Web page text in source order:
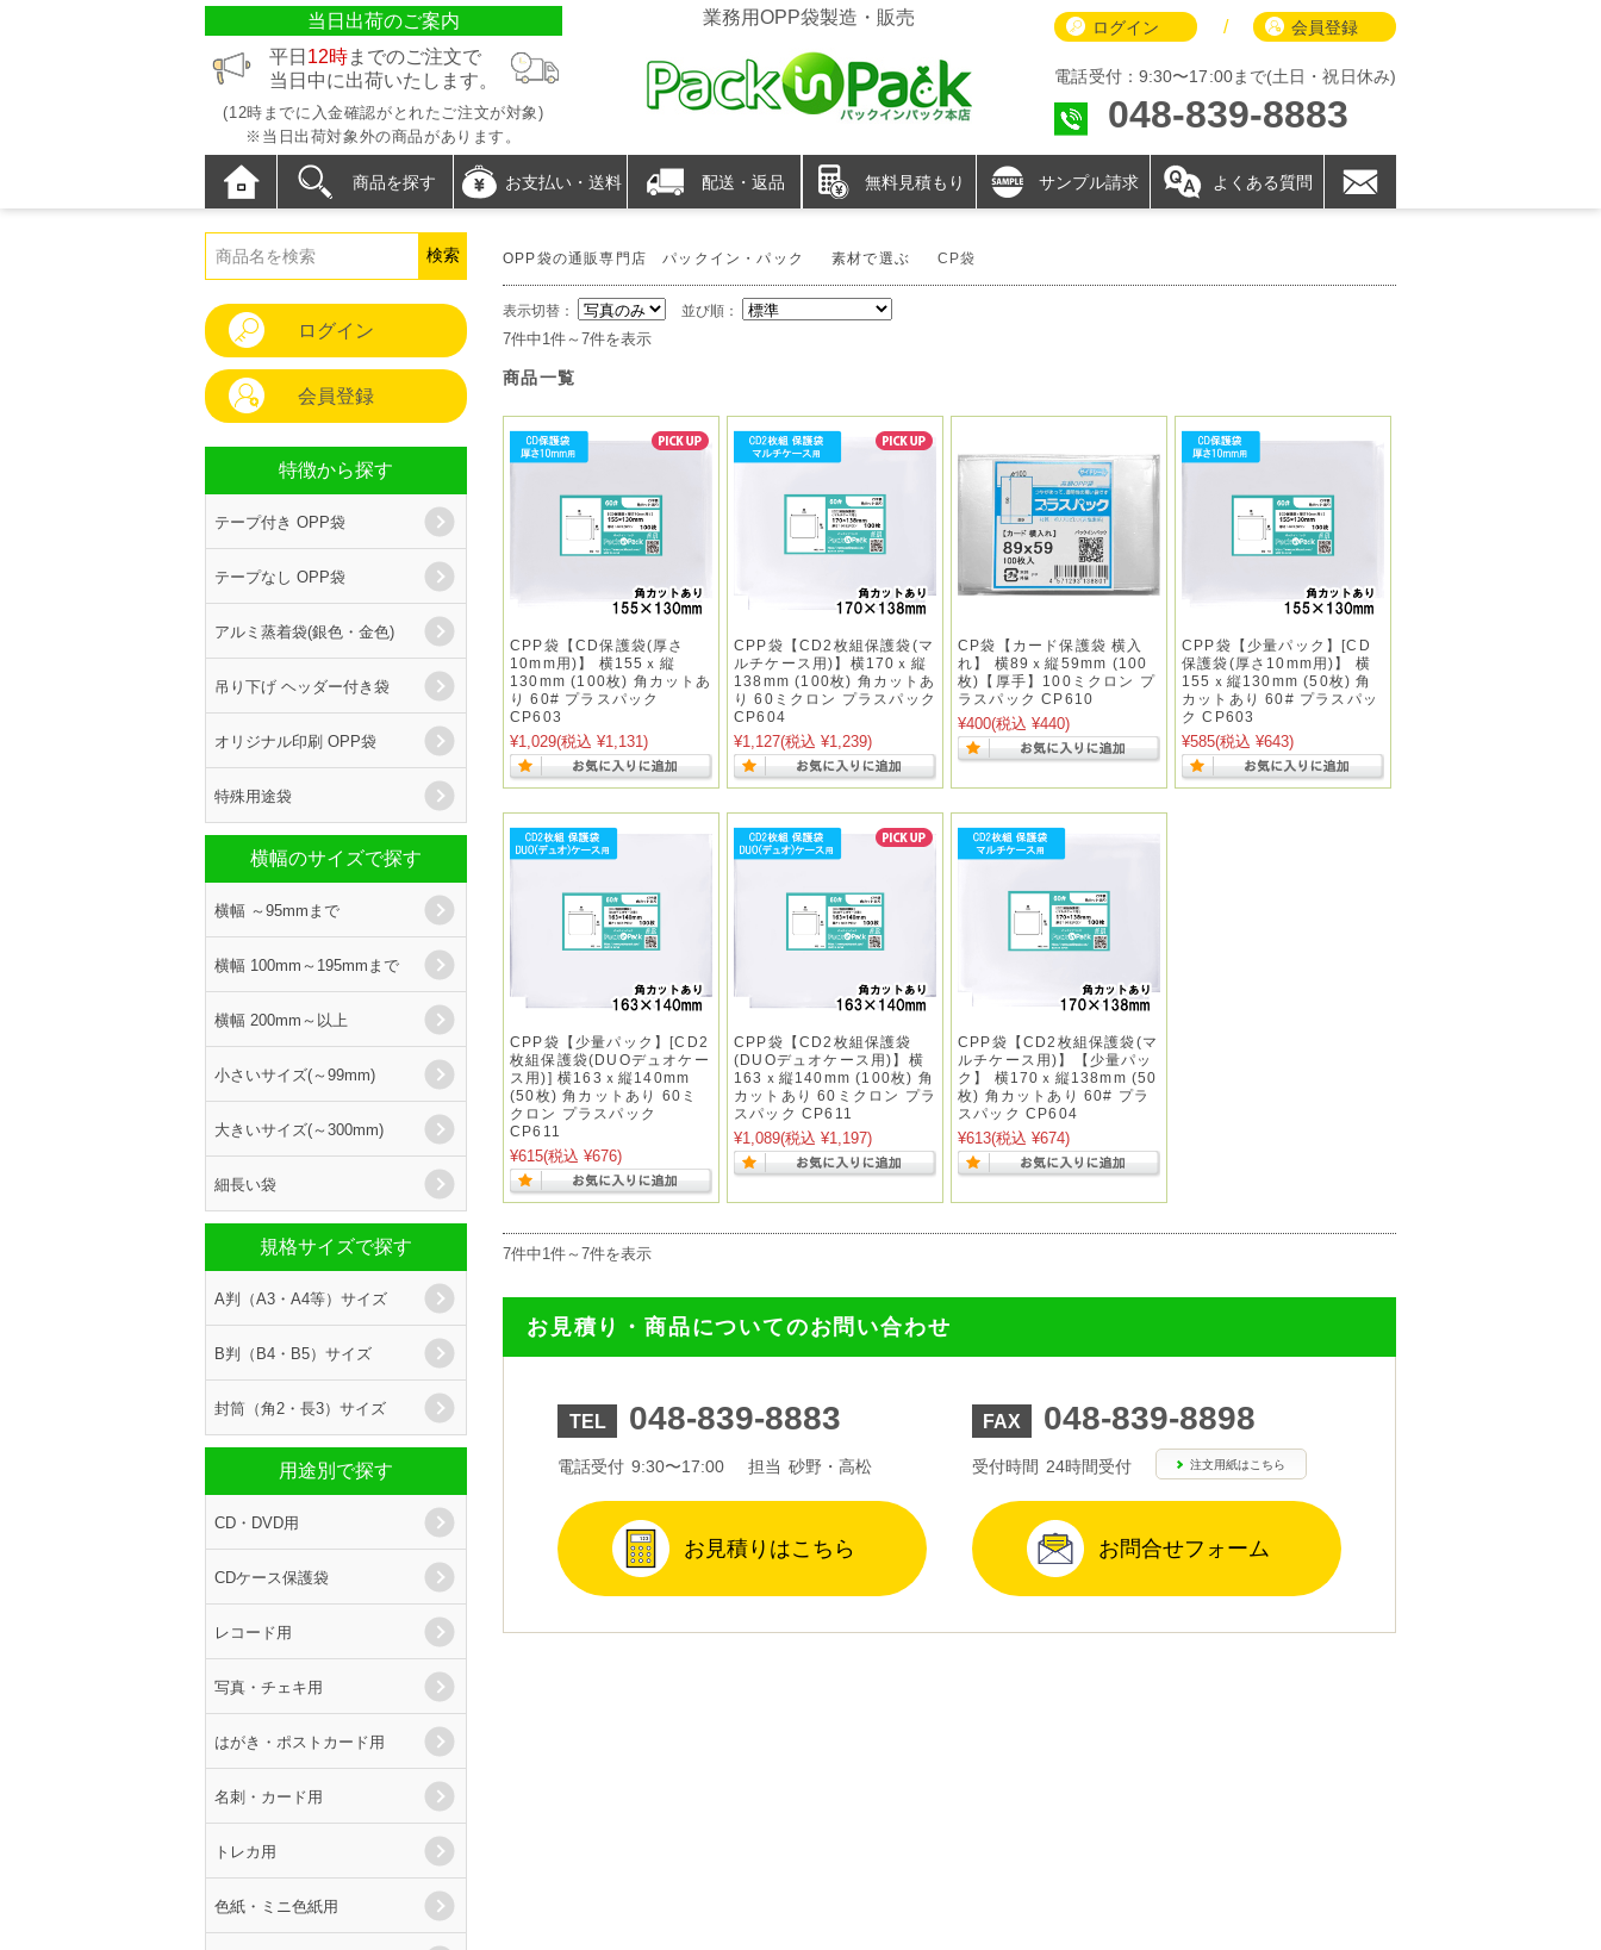
当日出荷のご案内
平日 12時までのご注文で
当日中に出荷いたします。
(12時までに入金確認がとれたご注文が対象)
※当日出荷対象外の商品があります。
業務用OPP袋製造・販売 ログイン / 会員登録
電話受付：9:30〜17:00まで(土日・祝日休み)
048-839-8883
商品を探す お支払い・送料 配送・返品 無料見積もり サンプル請求 よくある質問
OPP袋の通販専門店 パックイン・パック 素材で選ぶ CP袋
表示切替： 並び順：
7件中1件～7件を表示
商品一覧
CPP袋【CD保護袋(厚さ
10mm用)】 横155ｘ縦
130mm (100枚) 角カットあ
り 60# プラスパック
CP603
¥1,029(税込 ¥1,131)
CPP袋【CD2枚組保護袋(マ
ルチケース用)】横170ｘ縦
138mm (100枚) 角カットあ
り 60ミクロン プラスパック
CP604
¥1,127(税込 ¥1,239)
CP袋【カード保護袋 横入
れ】 横89ｘ縦59mm (100
枚)【厚手】100ミクロン プ
ラスパック CP610
¥400(税込 ¥440)
CPP袋【少量パック】[CD
保護袋(厚さ10mm用)】 横
155ｘ縦130mm (50枚) 角
カットあり 60# プラスパッ
ク CP603
¥585(税込 ¥643)
CPP袋【少量パック】[CD2
枚組保護袋(DUOデュオケー
ス用)] 横163ｘ縦140mm
(50枚) 角カットあり 60ミ
クロン プラスパック
CP611
¥615(税込 ¥676)
CPP袋【CD2枚組保護袋
(DUOデュオケース用)】横
163ｘ縦140mm (100枚) 角
カットあり 60ミクロン プラ
スパック CP611
¥1,089(税込 ¥1,197)
CPP袋【CD2枚組保護袋(マ
ルチケース用)】【少量パッ
ク】 横170ｘ縦138mm (50
枚) 角カットあり 60# プラ
スパック CP604
¥613(税込 ¥674)
7件中1件～7件を表示
お見積り・商品についてのお問い合わせ
TEL 048-839-8883
電話受付 9:30〜17:00 担当 砂野・高松
お見積りはこちら
FAX 048-839-8898
受付時間 24時間受付 注文用紙はこちら
お問合せフォーム
ログイン
会員登録
特徴から探す
テープ付き OPP袋
テープなし OPP袋
アルミ蒸着袋(銀色・金色)
吊り下げ ヘッダー付き袋
オリジナル印刷 OPP袋
特殊用途袋
横幅のサイズで探す
横幅 ～95mmまで
横幅 100mm～195mmまで
横幅 200mm～以上
小さいサイズ(～99mm)
大きいサイズ(～300mm)
細長い袋
規格サイズで探す
A判（A3・A4等）サイズ
B判（B4・B5）サイズ
封筒（角2・長3）サイズ
用途別で探す
CD・DVD用
CDケース保護袋
レコード用
写真・チェキ用
はがき・ポストカード用
名刺・カード用
トレカ用
色紙・ミニ色紙用